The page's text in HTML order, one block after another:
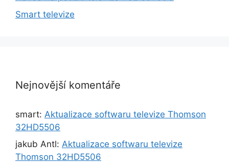
Smart televize
Nejnovější komentáře
smart: Aktualizace softwaru televize Thomson
32HD5506
jakub Antl: Aktualizace softwaru televize
Thomson 32HD5506